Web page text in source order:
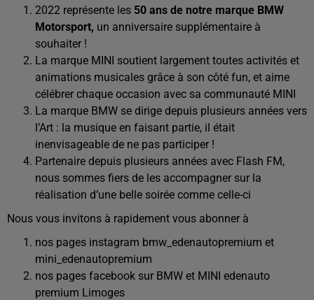
2022 représente les 50 ans de notre marque BMW
Motorsport, un anniversaire supplémentaire à
souhaiter !
La marque MINI soutient largement toutes activités et
animations musicales grâce à son côté fun, et aime
célébrer chaque occasion avec sa communauté MINI
La marque BMW se dirige depuis plusieurs années vers
l’Art : la musique en faisant partie, il était
inenvisageable de ne pas participer !
Partenaire depuis plusieurs années avec Flash FM,
nous sommes fiers de les accompagner sur la
réalisation d’une belle soirée comme celle-ci
Nous vous invitons à rapidement vous abonner à
nos pages instagram bmw_edenautopremium et
mini_edenautopremium
nos pages facebook sur BMW et MINI edenauto
premium Limoges